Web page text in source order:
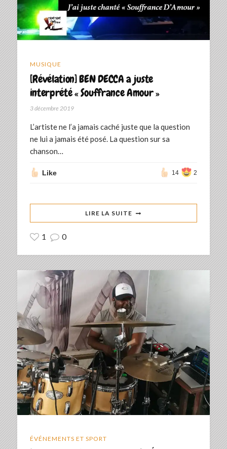
MUSIQUE
[Révélation] BEN DECCA a juste
interprété « Souffrance Amour »
3 décembre 2019
L’artiste ne l’a jamais caché juste que la question
ne lui a jamais été posé. La question sur sa
chanson…
Like 14 2
LIRE LA SUITE
1 0
ÉVÉNEMENTS ET SPORT